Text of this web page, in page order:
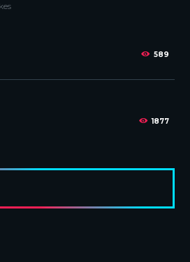
589
1877